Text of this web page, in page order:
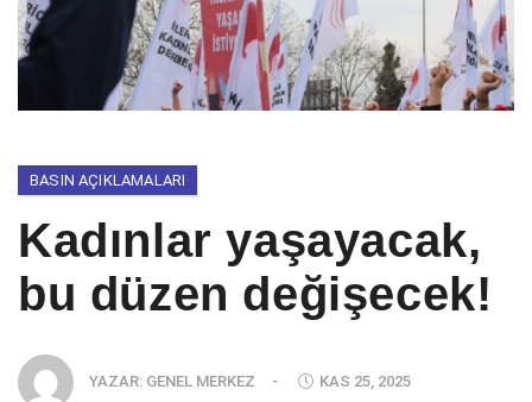
BASIN AÇIKLAMALARI
Kadınlar yaşayacak,
bu düzen değişecek!
YAZAR: GENEL MERKEZ - KAS 25, 2025